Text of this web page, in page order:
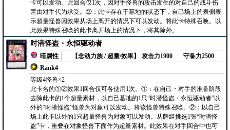
卡可以发动。此回合仅1次，因对手怪兽的攻击发生的对自己的战斗伤
害由对手代为承受。②：此卡存在于墓地的状态下，自己场上的表侧表
示超量怪兽因效果从场上离开的情况下可以发动。将此卡特殊召唤。以
此效果特殊召唤的此卡离开场上的情况下，将其除外。
时潜怪盗・永恒驱动者
暗属性
【念动力族 / 超量/效果】
Rank4
攻击力1900 守备力2500
等级4怪兽×2
此卡名的①②效果1回合仅可各使用1次。①：在自己・对手的准备阶段
去除此卡的1个超量素材，以自己墓地的1只“时潜怪盗・永恒驱动者”以
外的“时潜怪盗”怪兽为对象可以发动。将该怪兽特殊召唤。②：以自己
场上此卡以外的1只超量怪兽为对象可以发动。从牌组挑选1张“时潜怪
盗”卡，重叠在对象怪兽下面作为超量素材。此效果在对手回合中也可